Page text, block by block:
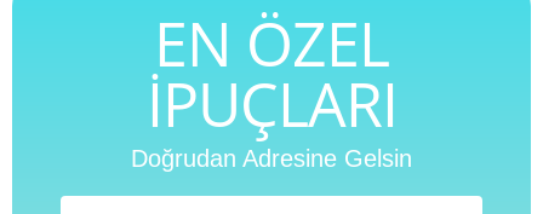
EN ÖZEL
İPUÇLARI
Doğrudan Adresine Gelsin